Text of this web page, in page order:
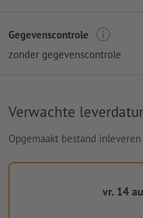
Gegevenscontrole
zonder gegevenscontrole
Verwachte
Opgemaakt bestand
vr. 14